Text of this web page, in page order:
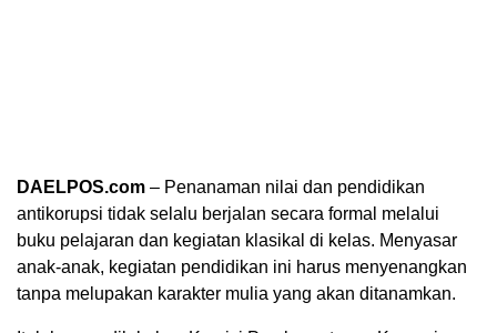
DAELPOS.com – Penanaman nilai dan pendidikan
antikorupsi tidak selalu berjalan secara formal melalui
buku pelajaran dan kegiatan klasikal di kelas. Menyasar
anak-anak, kegiatan pendidikan ini harus menyenangkan
tanpa melupakan karakter mulia yang akan ditanamkan.